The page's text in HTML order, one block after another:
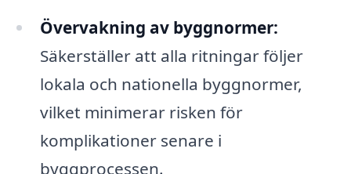
Övervakning av byggnormer:
Säkerställer att alla ritningar följer
lokala och nationella byggnormer,
vilket minimerar risken för
komplikationer senare i
byggprocessen.